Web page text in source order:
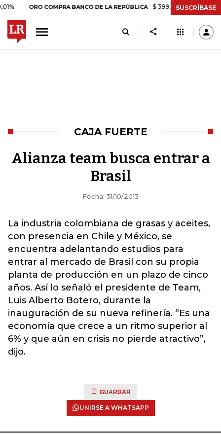
ORO COMPRA BANCO DE LA REPÚBLICA $ 399.745,16 +$ 2.295,71
SUSCRÍBASE
CAJA FUERTE
Alianza team busca entrar a
Brasil
Fecha: 31/10/2013
La industria colombiana de grasas y aceites,
con presencia en Chile y México, se
encuentra adelantando estudios para
entrar al mercado de Brasil con su propia
planta de producción en un plazo de cinco
años. Así lo señaló el presidente de Team,
Luis Alberto Botero, durante la
inauguración de su nueva refinería. “Es una
economía que crece a un ritmo superior al
6% y que aún en crisis no pierde atractivo”,
dijo.
GUARDAR
UNIRSE A WHATSAPP